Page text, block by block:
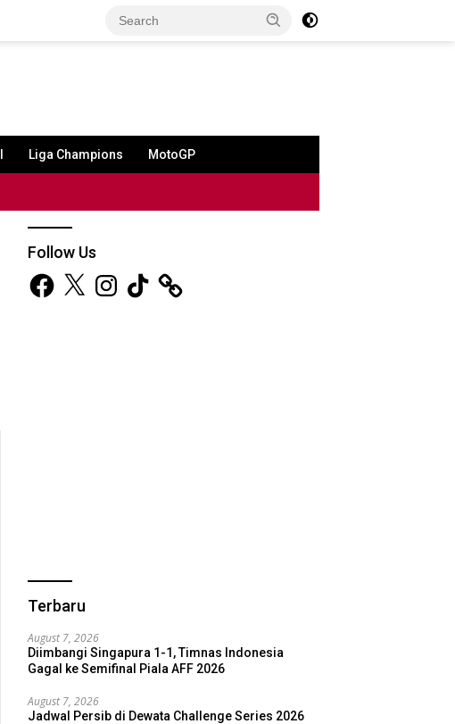
Liga Champions MotoGP
Follow Us
Facebook
X InstagramTikTok
Terbaru
August 7, 2026
Diimbangi Singapura 1-1, Timnas Indonesia
Gagal ke Semifinal Piala AFF 2026
August 7, 2026
Jadwal Persib di Dewata Challenge Series 2026